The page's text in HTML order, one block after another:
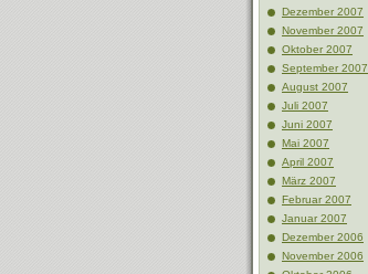
Dezember 2007
November 2007
Oktober 2007
September 2007
August 2007
Juli 2007
Juni 2007
Mai 2007
April 2007
März 2007
Februar 2007
Januar 2007
Dezember 2006
November 2006